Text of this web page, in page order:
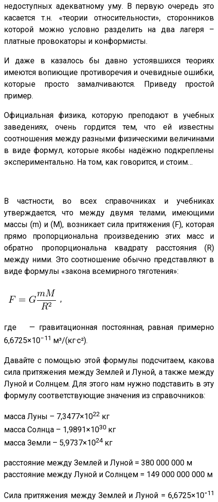
недоступных адекватному уму. В первую очередь это
касается т.н. «теории относительности», сторонников
которой можно условно разделить на два лагеря –
платные провокаторы и конформисты.
И даже в казалось бы давно устоявшихся теориях
имеются вопиющие противоречия и очевидные ошибки,
которые просто замалчиваются. Приведу простой
пример.
Официальная физика, которую преподают в учебных
заведениях, очень гордится тем, что ей известны
соотношения между разными физическими величинами
в виде формул, которые якобы надёжно подкреплены
экспериментально. На том, как говорится, и стоим…
В частности, во всех справочниках и учебниках
утверждается, что между двумя телами, имеющими
массы (m) и (M), возникает сила притяжения (F), которая
прямо пропорциональна произведению этих масс и
обратно пропорциональна квадрату расстояния (R)
между ними. Это соотношение обычно представляют в
виде формулы «закона всемирного тяготения»:
,
где — гравитационная постоянная, равная примерно
6,6725×10−11 м³/(кг·с²).
Давайте с помощью этой формулы подсчитаем, какова
сила притяжения между Землей и Луной, а также между
Луной и Солнцем. Для этого нам нужно подставить в эту
формулу соответствующие значения из справочников:
масса Луны – 7,3477×1022 кг
масса Солнца – 1,9891×1030 кг
масса Земли – 5,9737×1024кг
расстояние между Землей и Луной = 380 000 000 м
расстояние между Луной и Солнцем = 149 000 000 000 м
Сила притяжения между Землей и Луной = 6,6725×10-11